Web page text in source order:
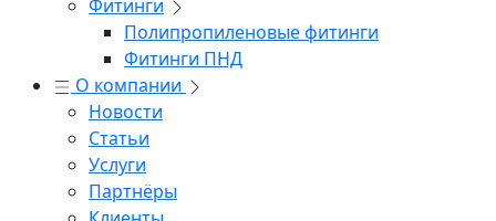
Фитинги
Полипропиленовые фитинги
Фитинги ПНД
О компании
Новости
Статьи
Услуги
Партнёры